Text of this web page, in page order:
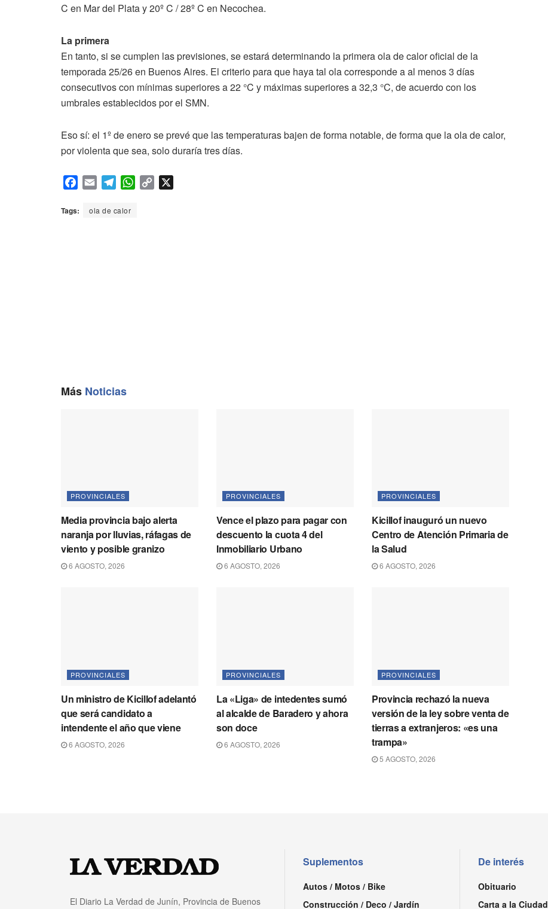
C en Mar del Plata y 20º C / 28º C en Necochea.
La primera
En tanto, si se cumplen las previsiones, se estará determinando la primera ola de calor oficial de la
temporada 25/26 en Buenos Aires. El criterio para que haya tal ola corresponde a al menos 3 días
consecutivos con mínimas superiores a 22 °C y máximas superiores a 32,3 °C, de acuerdo con los
umbrales establecidos por el SMN.
Eso sí: el 1º de enero se prevé que las temperaturas bajen de forma notable, de forma que la ola de calor,
por violenta que sea, solo duraría tres días.
c
a
l
W
Tags: ola de calor
Más Noticias
PROVINCIALES
Media provincia bajo alerta
naranja por lluvias, ráfagas de
viento y posible granizo
6 AGOSTO, 2026
PROVINCIALES
Vence el plazo para pagar con
descuento la cuota 4 del
Inmobiliario Urbano
6 AGOSTO, 2026
PROVINCIALES
Kicillof inauguró un nuevo
Centro de Atención Primaria de
la Salud
6 AGOSTO, 2026
PROVINCIALES
Un ministro de Kicillof adelantó
que será candidato a
intendente el año que viene
6 AGOSTO, 2026
PROVINCIALES
La «Liga» de intedentes sumó
al alcalde de Baradero y ahora
son doce
6 AGOSTO, 2026
PROVINCIALES
Provincia rechazó la nueva
versión de la ley sobre venta de
tierras a extranjeros: «es una
trampa»
5 AGOSTO, 2026
El Diario La Verdad de Junín, Provincia de Buenos
Suplementos
Autos / Motos / Bike
Construcción / Deco / Jardín
De interés
Obituario
Carta a la Ciudad